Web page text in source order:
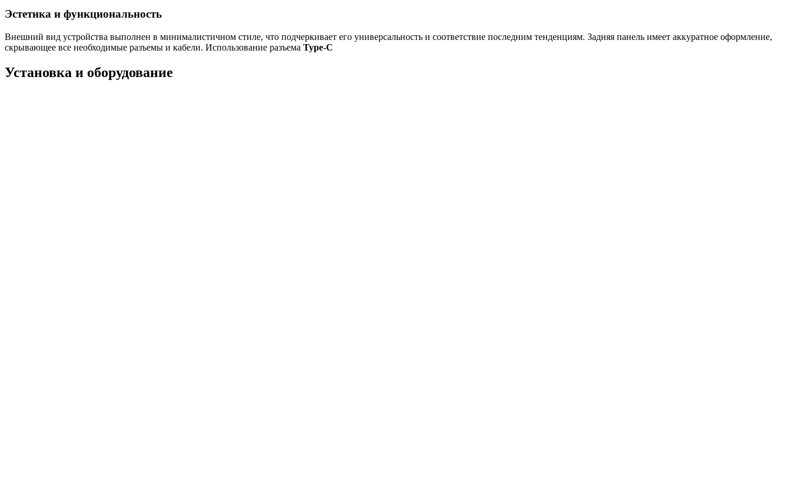
Эстетика и функциональность
Внешний вид устройства выполнен в минималистичном стиле, что подчеркивает его универсальность и соответствие последним тенденциям. Задняя панель имеет аккуратное оформление,
скрывающее все необходимые разъемы и кабели. Использование разъема Type-C
Установка и оборудование